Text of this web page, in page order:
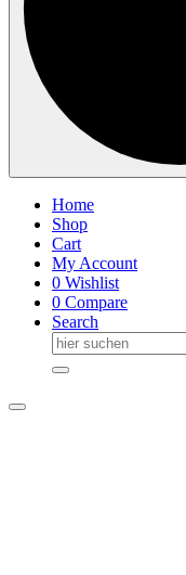
Home
Shop
Cart
My Account
0 Wishlist
0 Compare
Search
Suche
nach: